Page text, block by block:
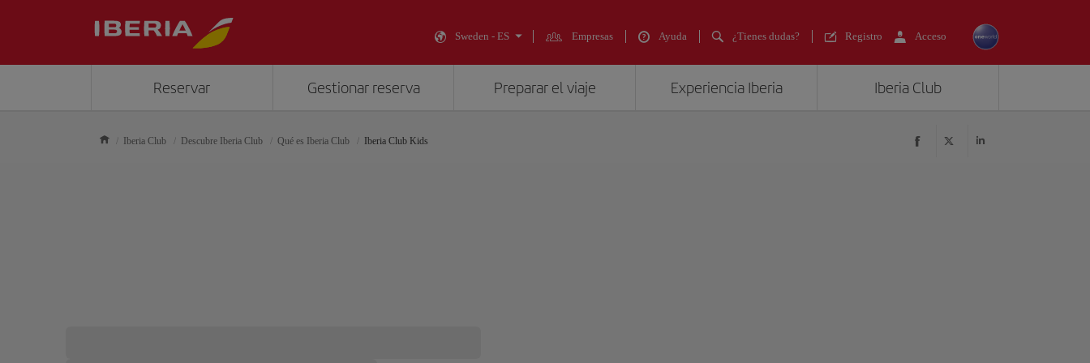
Sweden - ES Empresas Ayuda ¿Tienes dudas? Registro Acceso
Reservar Gestionar reserva Preparar el viaje Experiencia Iberia Iberia Club
Iberia Club Descubre Iberia Club Qué es Iberia Club Iberia Club Kids